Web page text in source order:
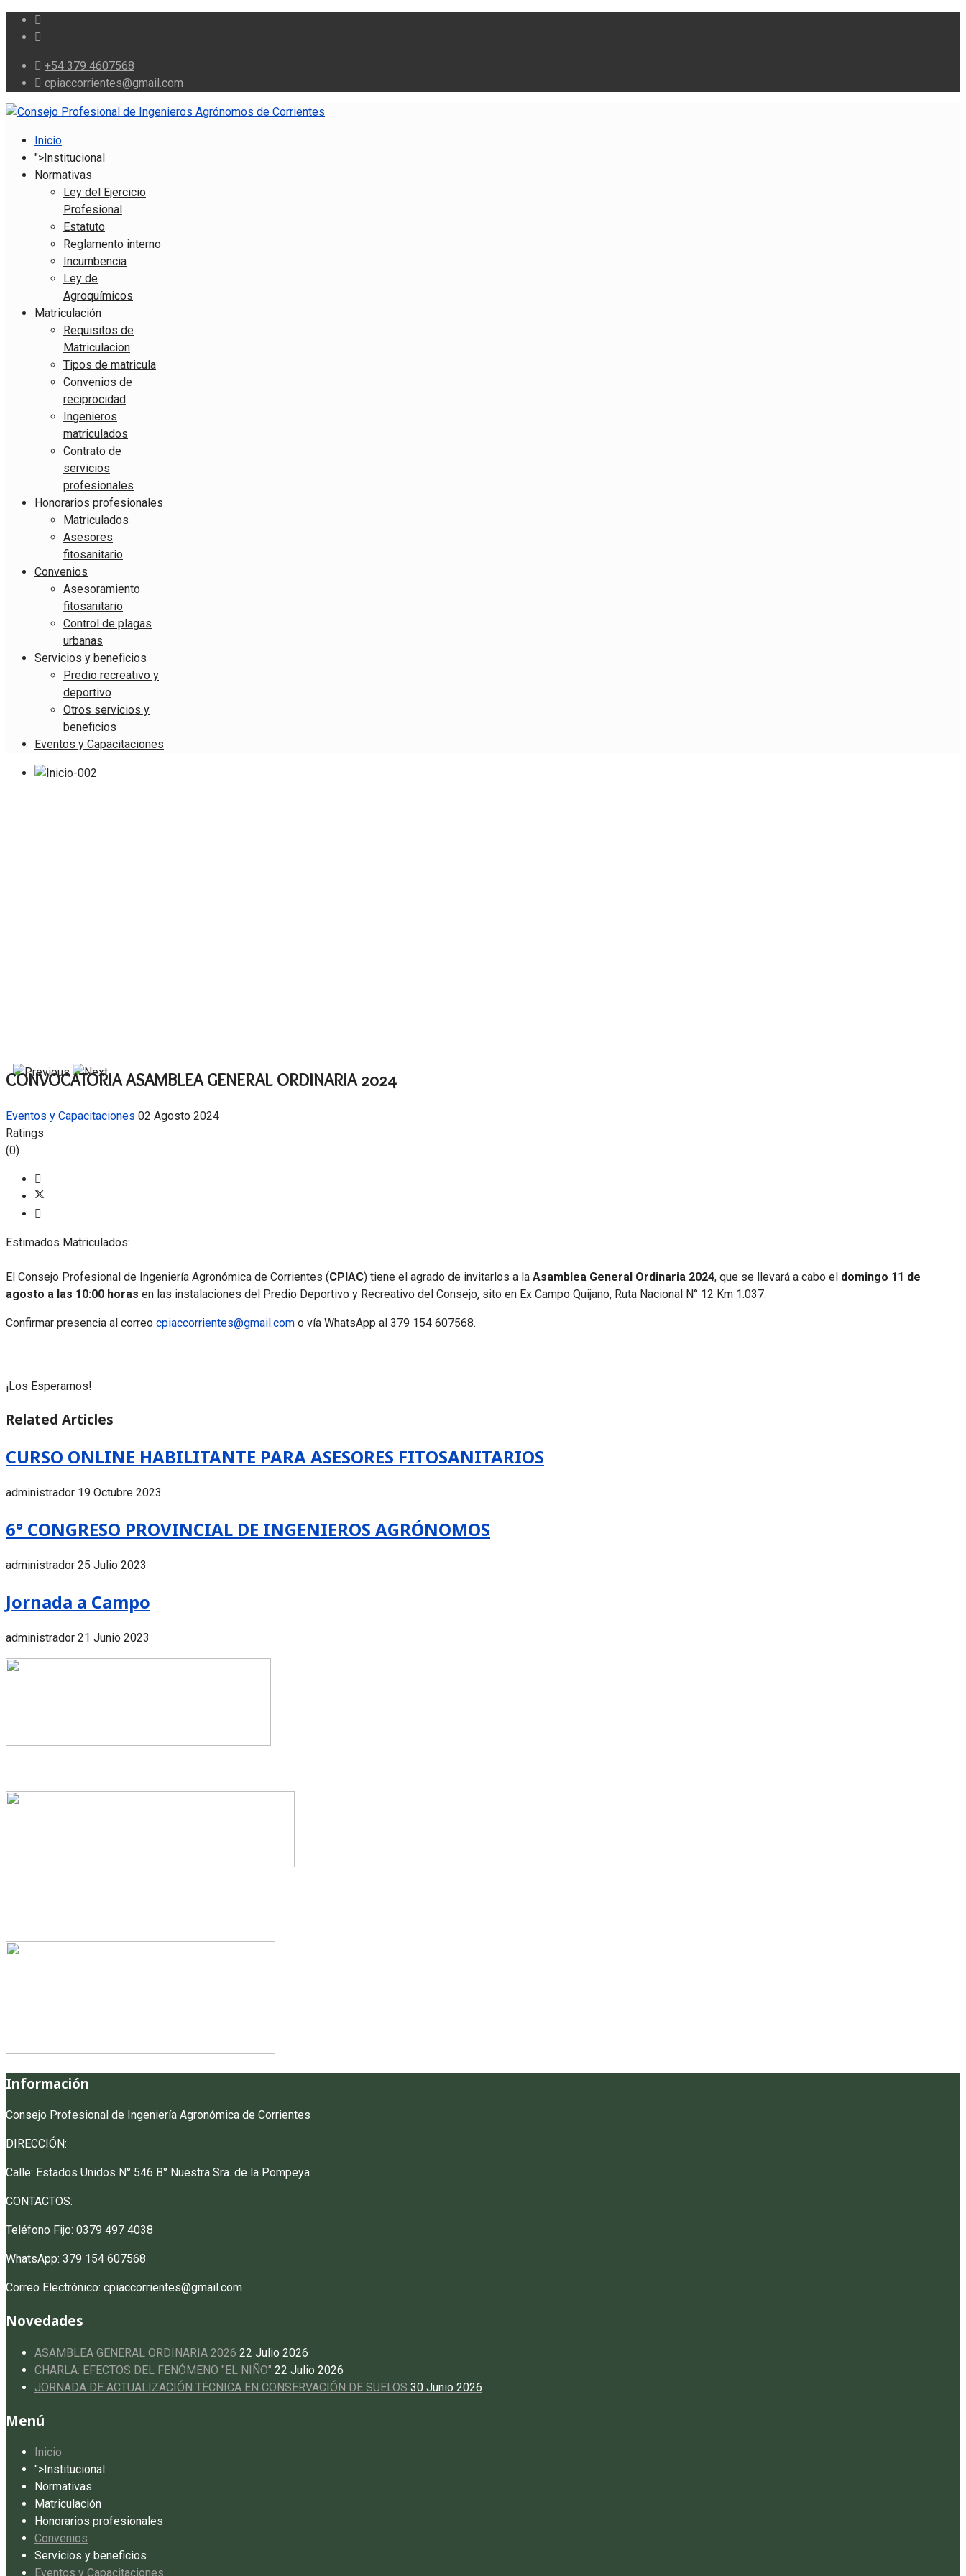
+54 379 4607568
cpiaccorrientes@gmail.com
Inicio
">Institucional
Normativas
Ley del Ejercicio
Profesional
Estatuto
Reglamento interno
Incumbencia
Ley de
Agroquímicos
Matriculación
Requisitos de
Matriculacion
Tipos de matricula
Convenios de
reciprocidad
Ingenieros
matriculados
Contrato de
servicios
profesionales
Honorarios profesionales
Matriculados
Asesores
fitosanitario
Convenios
Asesoramiento
fitosanitario
Control de plagas
urbanas
Servicios y beneficios
Predio recreativo y
deportivo
Otros servicios y
beneficios
Eventos y Capacitaciones
CONVOCATORIA ASAMBLEA GENERAL ORDINARIA 2024
Eventos y Capacitaciones 02 Agosto 2024
Ratings
(0)
Estimados Matriculados:
El Consejo Profesional de Ingeniería Agronómica de Corrientes (CPIAC) tiene el agrado de invitarlos a la Asamblea General Ordinaria 2024, que se llevará a cabo el domingo 11 de
agosto a las 10:00 horas en las instalaciones del Predio Deportivo y Recreativo del Consejo, sito en Ex Campo Quijano, Ruta Nacional N° 12 Km 1.037.
Confirmar presencia al correo cpiaccorrientes@gmail.com o vía WhatsApp al 379 154 607568.
¡Los Esperamos!
Related Articles
CURSO ONLINE HABILITANTE PARA ASESORES FITOSANITARIOS
administrador 19 Octubre 2023
6° CONGRESO PROVINCIAL DE INGENIEROS AGRÓNOMOS
administrador 25 Julio 2023
Jornada a Campo
administrador 21 Junio 2023
Información
Consejo Profesional de Ingeniería Agronómica de Corrientes
DIRECCIÓN:
Calle: Estados Unidos N° 546 B° Nuestra Sra. de la Pompeya
CONTACTOS:
Teléfono Fijo: 0379 497 4038
WhatsApp: 379 154 607568
Correo Electrónico: cpiaccorrientes@gmail.com
Novedades
ASAMBLEA GENERAL ORDINARIA 2026 22 Julio 2026
CHARLA: EFECTOS DEL FENÓMENO "EL NIÑO" 22 Julio 2026
JORNADA DE ACTUALIZACIÓN TÉCNICA EN CONSERVACIÓN DE SUELOS 30 Junio 2026
Menú
Inicio
"> Institucional
Normativas
Matriculación
Honorarios profesionales
Convenios
Servicios y beneficios
Eventos y Capacitaciones